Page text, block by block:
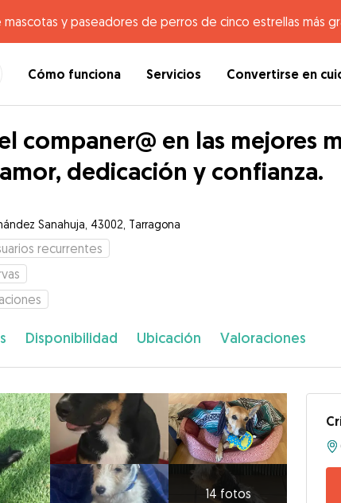
y paseadores de perros de cinco estrellas más
Cómo funciona Servicios Convertirse en
companer@ en las mejores
dedicación y confianza.
Sanahuja, 43002, Tarragona
recurrentes
Disponibilidad Ubicación Valoraciones
14 fotos